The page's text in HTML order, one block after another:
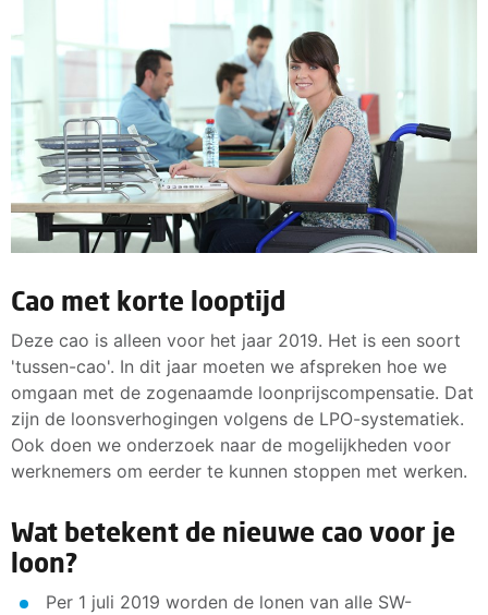
Cao met korte looptijd
Deze cao is alleen voor het jaar 2019. Het is een soort
'tussen-cao'. In dit jaar moeten we afspreken hoe we
omgaan met de zogenaamde loonprijscompensatie. Dat
zijn de loonsverhogingen volgens de LPO-systematiek.
Ook doen we onderzoek naar de mogelijkheden voor
werknemers om eerder te kunnen stoppen met werken.
Wat betekent de nieuwe cao voor je
loon?
Per 1 juli 2019 worden de lonen van alle SW-